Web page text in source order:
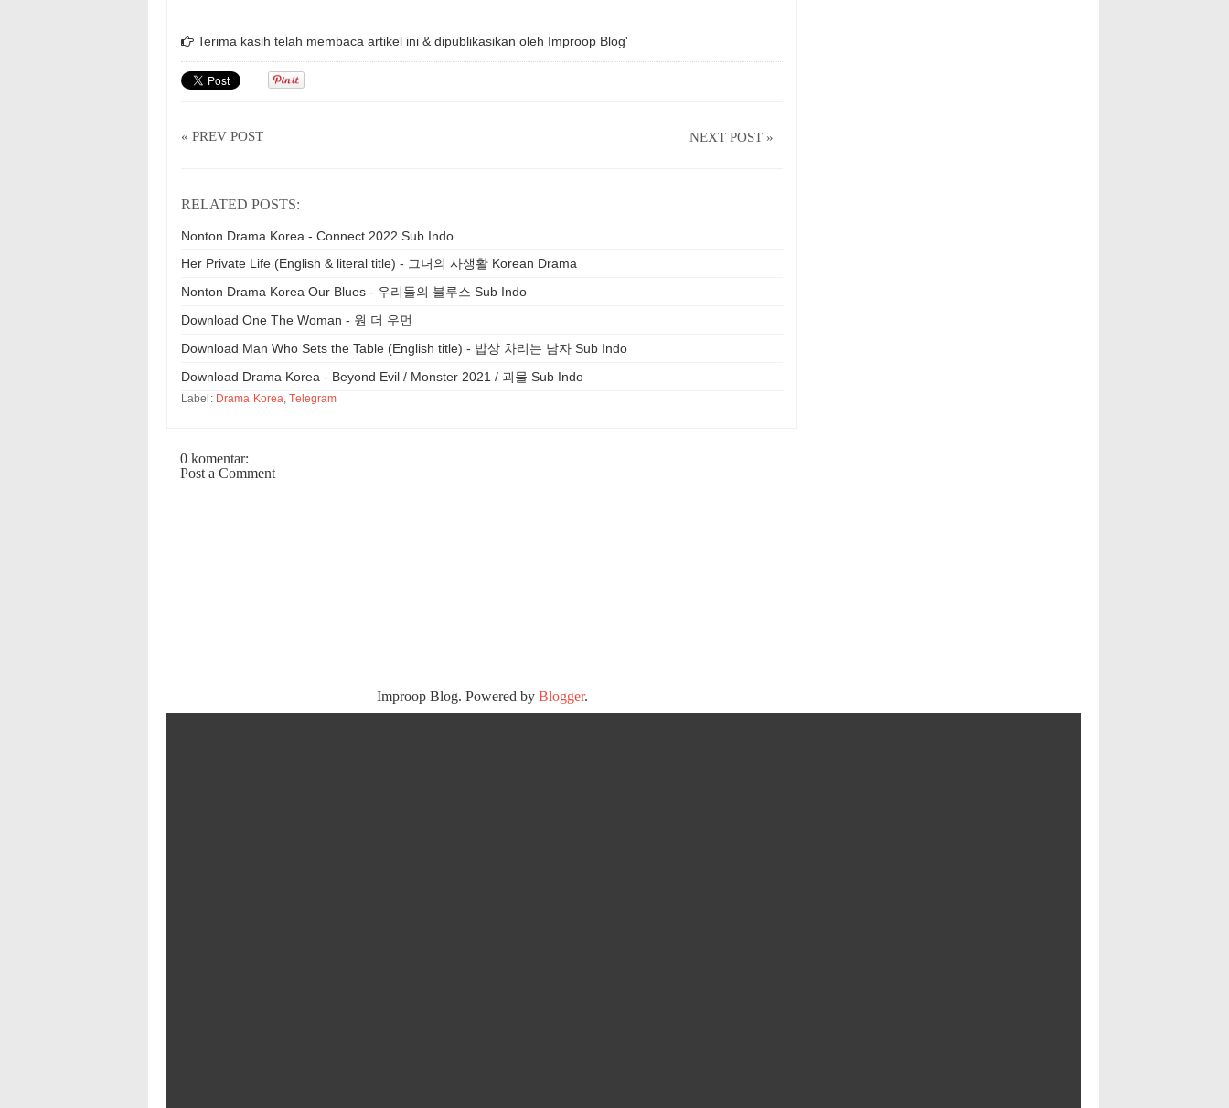
Terima kasih telah membaca artikel ini & dipublikasikan oleh Improop Blog'
« PREV POST NEXT POST »
RELATED POSTS:
Nonton Drama Korea - Connect 2022 Sub Indo
Her Private Life (English & literal title) - 그녀의 사생활 Korean Drama
Nonton Drama Korea Our Blues - 우리들의 블루스 Sub Indo
Download One The Woman - 원 더 우먼
Download Man Who Sets the Table (English title) - 밥상 차리는 남자 Sub Indo
Download Drama Korea - Beyond Evil / Monster 2021 / 괴물 Sub Indo
Label: Drama Korea ,Telegram
0 komentar:
Post a Comment
Improop Blog. Powered by Blogger.